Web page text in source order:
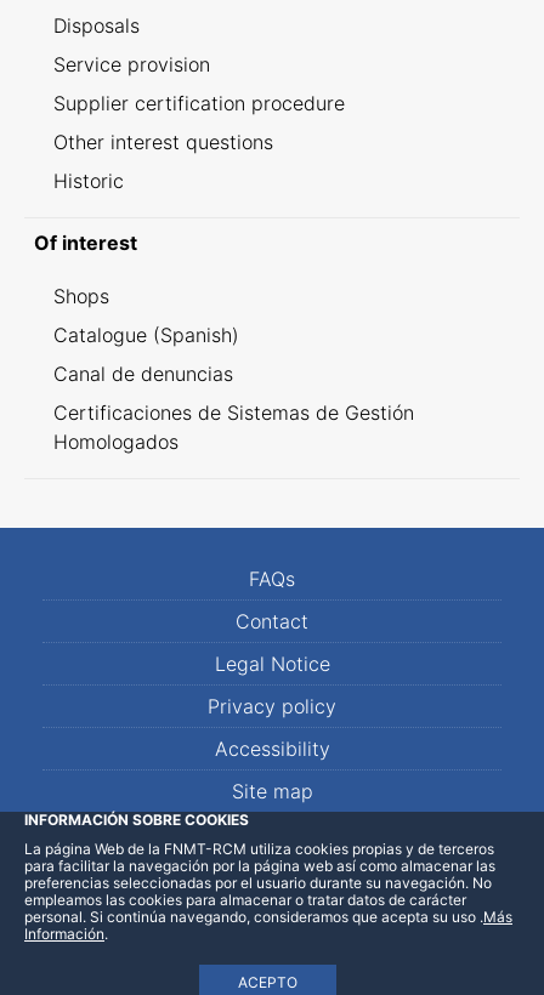
Disposals
Service provision
Supplier certification procedure
Other interest questions
Historic
Of interest
Shops
Catalogue (Spanish)
Canal de denuncias
Certificaciones de Sistemas de Gestión
Homologados
FAQs
Contact
Legal Notice
Privacy policy
Accessibility
Site map
LinkedInFacebookWhatsApp
INFORMACIÓN SOBRE COOKIES
La página Web de la FNMT-RCM utiliza cookies propias y de terceros
para facilitar la navegación por la página web así como almacenar las
preferencias seleccionadas por el usuario durante su navegación. No
empleamos las cookies para almacenar o tratar datos de carácter
personal. Si continúa navegando, consideramos que acepta su uso
ACEPTO
.Más
Información.